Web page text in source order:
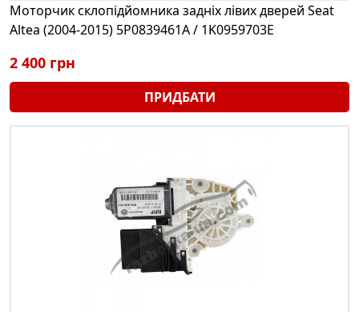
Моторчик склопідйомника задніх лівих дверей Seat
Altea (2004-2015) 5P0839461A / 1K0959703E
2 400 грн
ПРИДБАТИ